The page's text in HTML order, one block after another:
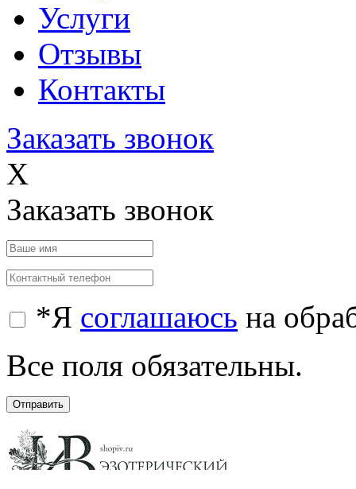
Услуги
Отзывы
Контакты
Заказать звонок
X
Заказать звонок
*Я соглашаюсь на
Все поля обязательны.
Отправить